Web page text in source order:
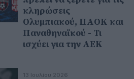
κληρώσεις
Ολυμπιακού, ΠΑΟΚ και
Παναθηναϊκού - Τι
ισχύει για την ΑΕΚ
13 Ιουλίου 2026